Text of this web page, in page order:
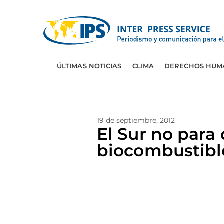
ÚLTIMAS NOTICIAS CLIMA DERECHOS
19 de septiembre, 2012
El Sur no